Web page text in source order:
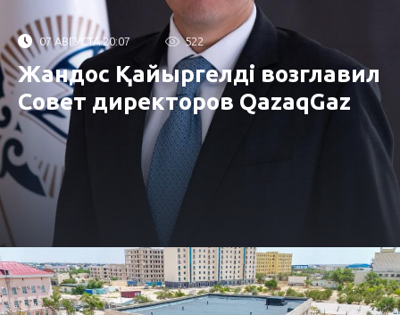
07 АВГУСТА 20:07 522
Жандос Қайыргелді возглавил
Совет директоров QazaqGaz